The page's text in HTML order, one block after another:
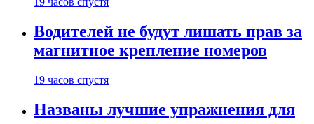
Водителей не будут лишать прав за
магнитное крепление номеров
19 часов спустя
Названы лучшие упражнения для